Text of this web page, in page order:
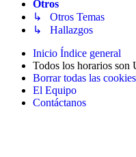
Otros
↳ Otros Temas
↳ Hallazgos
Inicio Índice general
Todos los horarios son
Borrar todas las
El Equipo
Contáctanos